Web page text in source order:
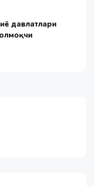
давлатлари